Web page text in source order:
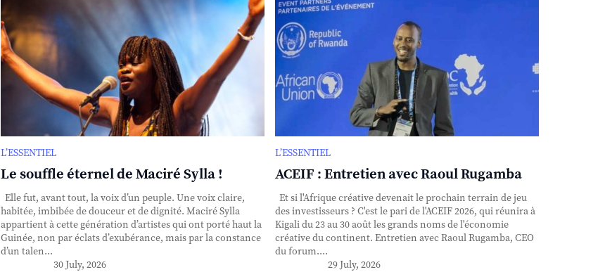
L’ESSENTIEL
Le souffle éternel de Maciré Sylla !
Elle fut, avant tout, la voix d’un peuple. Une voix claire,
habitée, imbibée de douceur et de dignité. Maciré Sylla
appartient à cette génération d’artistes qui ont porté haut la
Guinée, non par éclats d’exubérance, mais par la constance
d’un talen...
30 July, 2026
L’ESSENTIEL
ACEIF : Entretien avec Raoul Rugamba
Et si l'Afrique créative devenait le prochain terrain de jeu
des investisseurs ? C'est le pari de l'ACEIF 2026, qui réunira à
Kigali du 23 au 30 août les grands noms de l'économie
créative du continent. Entretien avec Raoul Rugamba, CEO
du forum....
29 July, 2026